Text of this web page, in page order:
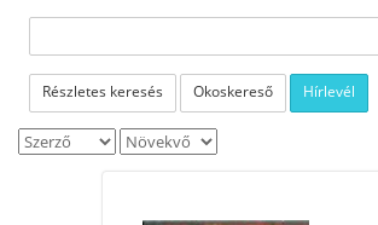
Részletes keresés Okoskereső Hírlevél